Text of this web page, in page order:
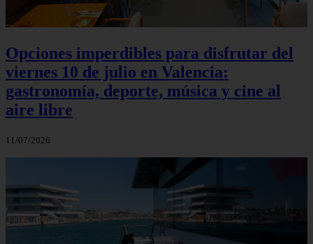
Opciones imperdibles para disfrutar del
viernes 10 de julio en Valencia:
gastronomía, deporte, música y cine al
aire libre
11/07/2026